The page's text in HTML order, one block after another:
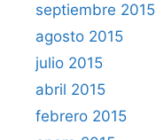
septiembre 2015
agosto 2015
julio 2015
abril 2015
febrero 2015